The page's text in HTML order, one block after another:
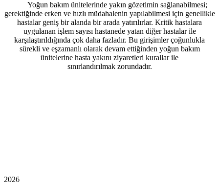
Yoğun bakım ünitelerinde yakın gözetimin sağlanabilmesi;
gerektiğinde erken ve hızlı müdahalenin yapılabilmesi için genellikle
hastalar geniş bir alanda bir arada yatırılırlar. Kritik hastalara
uygulanan işlem sayısı hastanede yatan diğer hastalar ile
karşılaştırıldığında çok daha fazladır. Bu girişimler çoğunlukla
sürekli ve eşzamanlı olarak devam ettiğinden yoğun bakım
ünitelerine hasta yakını ziyaretleri kurallar ile
sınırlandırılmak zorundadır.
2026